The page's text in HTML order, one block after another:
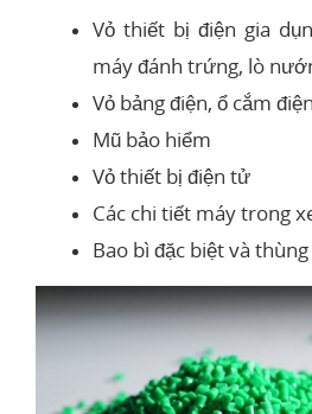
Vỏ thiết bị điện gia
máy đánh trứng, lò
Vỏ bảng điện, ổ cắm điện
Mũ bảo hiểm
Vỏ thiết bị điện tử
Các chi tiết máy trong
Bao bì đặc biệt và